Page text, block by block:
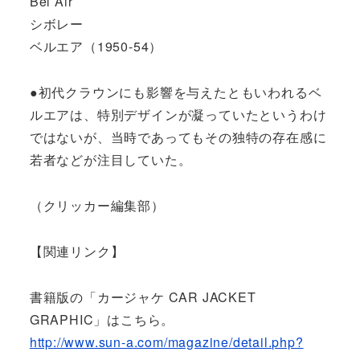
シボレー
ベルエア（1950-54）
●初代クラウンにも影響を与えたともいわれるベ
ルエアは、特別デザインが凝っていたというわけ
ではないが、当時であってもその独特の存在感に
若者などが注目していた。
（クリッカー編集部）
【関連リンク】
書籍版の「カージャケ CAR JACKET
GRAPHIC」はこちら。
http://www.sun-a.com/magazine/detail.php?